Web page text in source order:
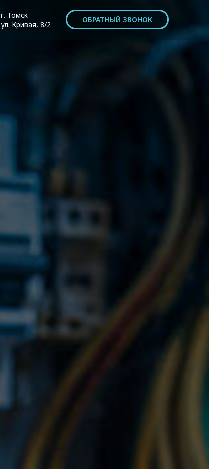
г. Томск
ул. Кривая, 8/2
ОБРАТНЫЙ ЗВОНОК